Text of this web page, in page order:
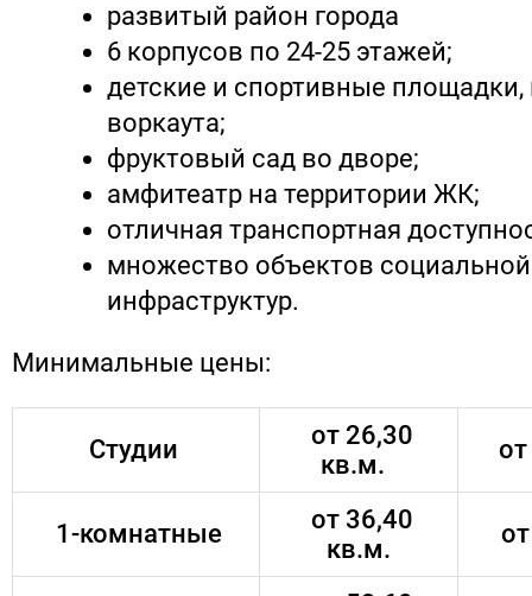
развитый район города
6 корпусов по 24-25 этажей;
детские и спортивные
воркаута;
фруктовый сад во дворе;
амфитеатр на территории ЖК;
отличная транспортная
множество объектов
инфраструктур.
Минимальные цены:
Студии
от 26,30
кв.м.
1-комнатные
от 36,40
кв.м.